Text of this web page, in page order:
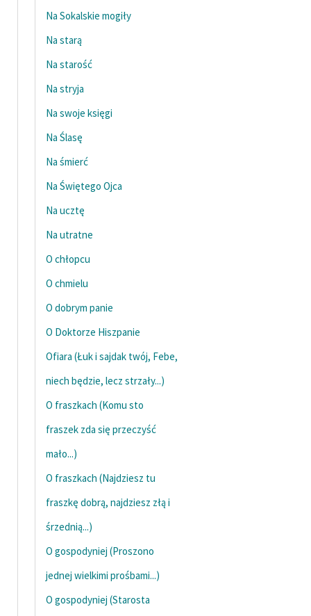
Na Sokalskie mogiły
Na starą
Na starość
Na stryja
Na swoje księgi
Na Ślasę
Na śmierć
Na Świętego Ojca
Na ucztę
Na utratne
O chłopcu
O chmielu
O dobrym panie
O Doktorze Hiszpanie
Ofiara (Łuk i sajdak twój, Febe,
niech będzie, lecz strzały...)
O fraszkach (Komu sto
fraszek zda się przeczyść
mało...)
O fraszkach (Najdziesz tu
fraszkę dobrą, najdziesz złą i
śrzednią...)
O gospodyniej (Proszono
jednej wielkimi prośbami...)
O gospodyniej (Starosta